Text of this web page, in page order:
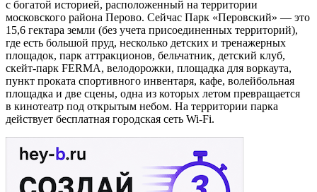
с богатой историей, расположенный на территории
московского района Перово. Сейчас Парк «Перовский» — это
15,6 гектара земли (без учета присоединенных территорий),
где есть большой пруд, несколько детских и тренажерных
площадок, парк аттракционов, бельчатник, детский клуб,
скейт-парк FERMA, велодорожки, площадка для воркаута,
пункт проката спортивного инвентаря, кафе, волейбольная
площадка и две сцены, одна из которых летом превращается
в кинотеатр под открытым небом. На территории парка
действует бесплатная городская сеть Wi-Fi.